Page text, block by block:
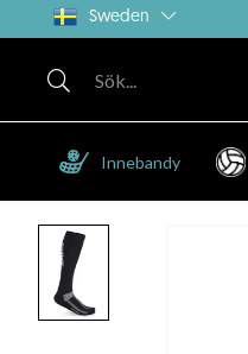
Sweden
Innebandy